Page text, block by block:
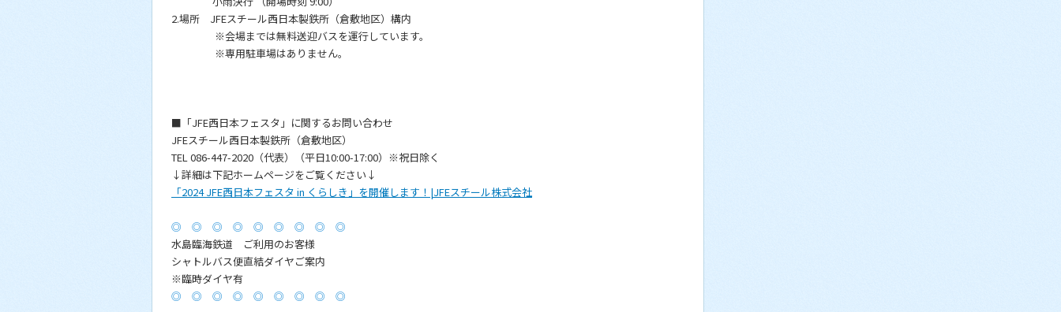
2.場所 JFEスチール西日本製鉄所（倉敷地区）構内
※会場までは無料送迎バスを運行しています。
※専用駐車場はありません。
■「JFE西日本フェスタ」に関するお問い合わせ
JFEスチール西日本製鉄所（倉敷地区）
TEL 086-447-2020（代表）（平日10:00-17:00）※祝日除く
↓詳細は下記ホームページをご覧ください↓
「2024 JFE西日本フェスタ in くらしき」を開催します！|JFEスチール株式会社
◎ ◎ ◎ ◎ ◎ ◎ ◎ ◎ ◎
水島臨海鉄道 ご利用のお客様
シャトルバス便直結ダイヤご案内
※臨時ダイヤ有
◎ ◎ ◎ ◎ ◎ ◎ ◎ ◎ ◎